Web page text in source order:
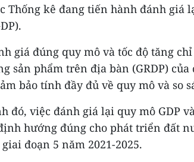
Thống kê đang tiến hành đánh giá
giá đúng quy mô và tốc độ tăng
sản phẩm trên địa bàn (GRDP)
bảo tính đầy đủ về quy mô và so
đó, việc đánh giá lại quy mô GDP
hướng đúng cho phát triển đất
đoạn 5 năm 2021-2025.